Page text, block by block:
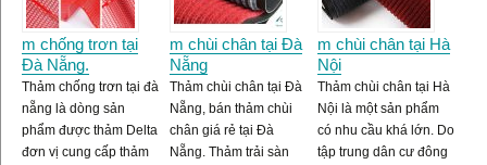
m chống trơn tại
Đà Nẵng.
Thảm chống trơn tại đà
nẵng là dòng sản
phẩm được thảm Delta
đơn vị cung cấp thảm
m chùi chân tại Đà
Nẵng
Thảm chùi chân tại Đà
Nẵng, bán thảm chùi
chân giá rẻ tại Đà
Nẵng. Thảm trải sàn
m chùi chân tại Hà
Nội
Thảm chùi chân tại Hà
Nội là một sản phẩm
có nhu cầu khá lớn. Do
tập trung dân cư đông